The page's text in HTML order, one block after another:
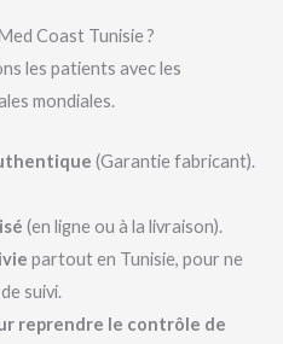
Coast Tunisie ?
les patients avec les
mondiales.
(Garantie fabricant).
(en ligne ou à la livraison).
partout en Tunisie, pour ne
suivi.
reprendre le contrôle de